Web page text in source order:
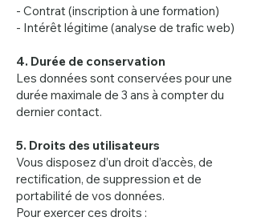
- Contrat (inscription à une formation)
- Intérêt légitime (analyse de trafic web)
4. Durée de conservation
Les données sont conservées pour une
durée maximale de 3 ans à compter du
dernier contact.
5. Droits des utilisateurs
Vous disposez d’un droit d’accès, de
rectification, de suppression et de
portabilité de vos données.
Pour exercer ces droits :